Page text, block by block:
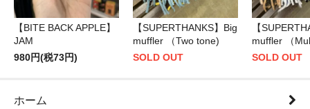
【BITE BACK APPLE】
JAM
980円(税73円)
【SUPERTHANKS】Big
muffler （Two tone)
SOLD OUT
【
muffler （
SOLD OUT
ホーム